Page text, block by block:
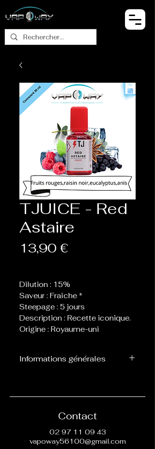
TJUICE - Red
Astaire
13,90 €
Dilution : 15%
Saveur : Fraîche *
Steepage : 5 jours
Description : Recette iconique.
Origine : Royaume-uni
Informations générales
peut pas être vapoté
Contact
02 97 11 09 43
vapoway56100@gmail.com